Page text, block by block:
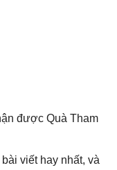
được Quà Tham
viết hay nhất, và